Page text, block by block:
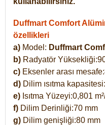
Duffmart Comfort
özellikleri
a) Model: Duffmart
b) Radyatör
c) Eksenler arası
d) Dilim ısıtma
e) Isıtma Yüzeyi:0,801
f) Dilim Derinliği:70 mm
g) Dilim genişliği:80 mm